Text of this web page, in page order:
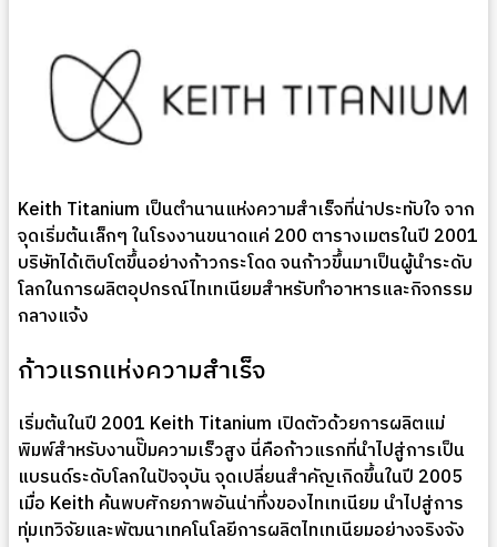
Keith Titanium เป็นตำนานแห่งความสำเร็จที่น่าประทับใจ จาก
จุดเริ่มต้นเล็กๆ ในโรงงานขนาดแค่ 200 ตารางเมตรในปี 2001
บริษัทได้เติบโตขึ้นอย่างก้าวกระโดด จนก้าวขึ้นมาเป็นผู้นำระดับ
โลกในการผลิตอุปกรณ์ไทเทเนียมสำหรับทำอาหารและกิจกรรม
กลางแจ้ง
ก้าวแรกแห่งความสำเร็จ
เริ่มต้นในปี 2001 Keith Titanium เปิดตัวด้วยการผลิตแม่
พิมพ์สำหรับงานปั๊มความเร็วสูง นี่คือก้าวแรกที่นำไปสู่การเป็น
แบรนด์ระดับโลกในปัจจุบัน จุดเปลี่ยนสำคัญเกิดขึ้นในปี 2005
เมื่อ Keith ค้นพบศักยภาพอันน่าทึ่งของไทเทเนียม นำไปสู่การ
ทุ่มเทวิจัยและพัฒนาเทคโนโลยีการผลิตไทเทเนียมอย่างจริงจัง